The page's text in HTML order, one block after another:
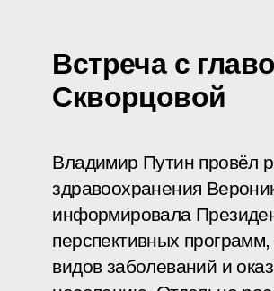
Встреча с
Скворцовой
Владимир Путин провёл
здравоохранения
информировала
перспективных
видов заболеваний и